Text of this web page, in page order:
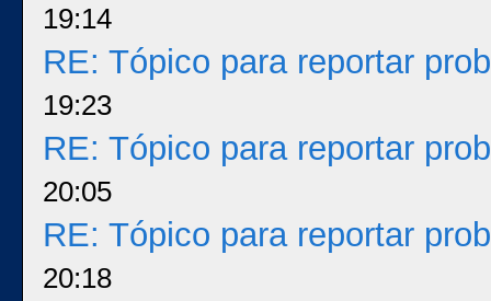
19:14
RE: Tópico para reportar
19:23
RE: Tópico para reportar
20:05
RE: Tópico para reportar
20:18